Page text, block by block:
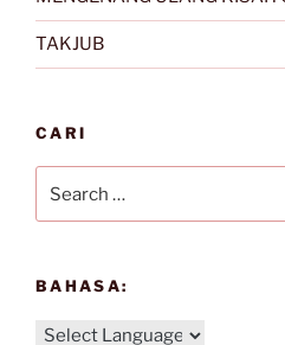
TAKJUB
CARI
for:
BAHASA: